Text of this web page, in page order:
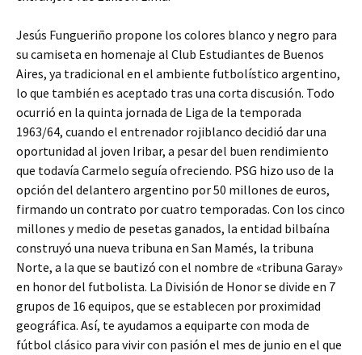
Jesús Fungueriño propone los colores blanco y negro para
su camiseta en homenaje al Club Estudiantes de Buenos
Aires, ya tradicional en el ambiente futbolístico argentino,
lo que también es aceptado tras una corta discusión. Todo
ocurrió en la quinta jornada de Liga de la temporada
1963/64, cuando el entrenador rojiblanco decidió dar una
oportunidad al joven Iribar, a pesar del buen rendimiento
que todavía Carmelo seguía ofreciendo. PSG hizo uso de la
opción del delantero argentino por 50 millones de euros,
firmando un contrato por cuatro temporadas. Con los cinco
millones y medio de pesetas ganados, la entidad bilbaína
construyó una nueva tribuna en San Mamés, la tribuna
Norte, a la que se bautizó con el nombre de «tribuna Garay»
en honor del futbolista. La División de Honor se divide en 7
grupos de 16 equipos, que se establecen por proximidad
geográfica. Así, te ayudamos a equiparte con moda de
fútbol clásico para vivir con pasión el mes de junio en el que